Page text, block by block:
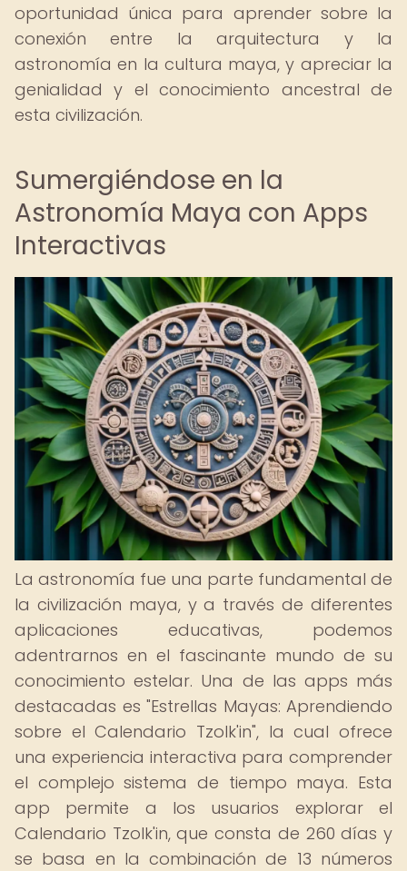
oportunidad única para aprender sobre la
conexión entre la arquitectura y la
astronomía en la cultura maya, y apreciar la
genialidad y el conocimiento ancestral de
esta civilización.
Sumergiéndose en la
Astronomía Maya con Apps
Interactivas
La astronomía fue una parte fundamental de
la civilización maya, y a través de diferentes
aplicaciones educativas, podemos
adentrarnos en el fascinante mundo de su
conocimiento estelar. Una de las apps más
destacadas es "Estrellas Mayas: Aprendiendo
sobre el Calendario Tzolk'in", la cual ofrece
una experiencia interactiva para comprender
el complejo sistema de tiempo maya. Esta
app permite a los usuarios explorar el
Calendario Tzolk'in, que consta de 260 días y
se basa en la combinación de 13 números